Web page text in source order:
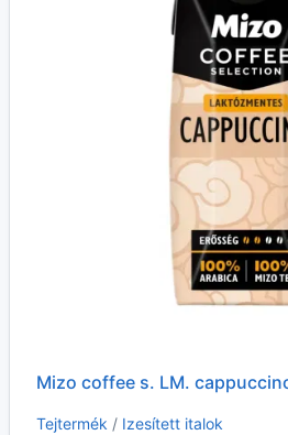
Mizo coffee s. LM.
Tejtermék / Izesített italok